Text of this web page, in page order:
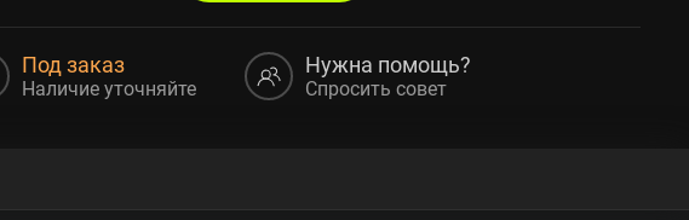
Под заказ
Наличие уточняйте
Нужна помощь?
Спросить совет